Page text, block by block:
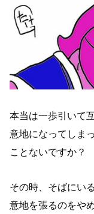
本当は一歩引いて
意地になってしま
ことないですか？
その時、そばにい
意地を張るのをや